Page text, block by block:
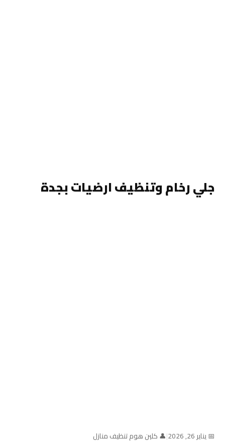
جلي رخام وتنظيف ارضيات بجدة
📅 يناير 26, 2026 |👤 كلين هوم تنظيف منازل